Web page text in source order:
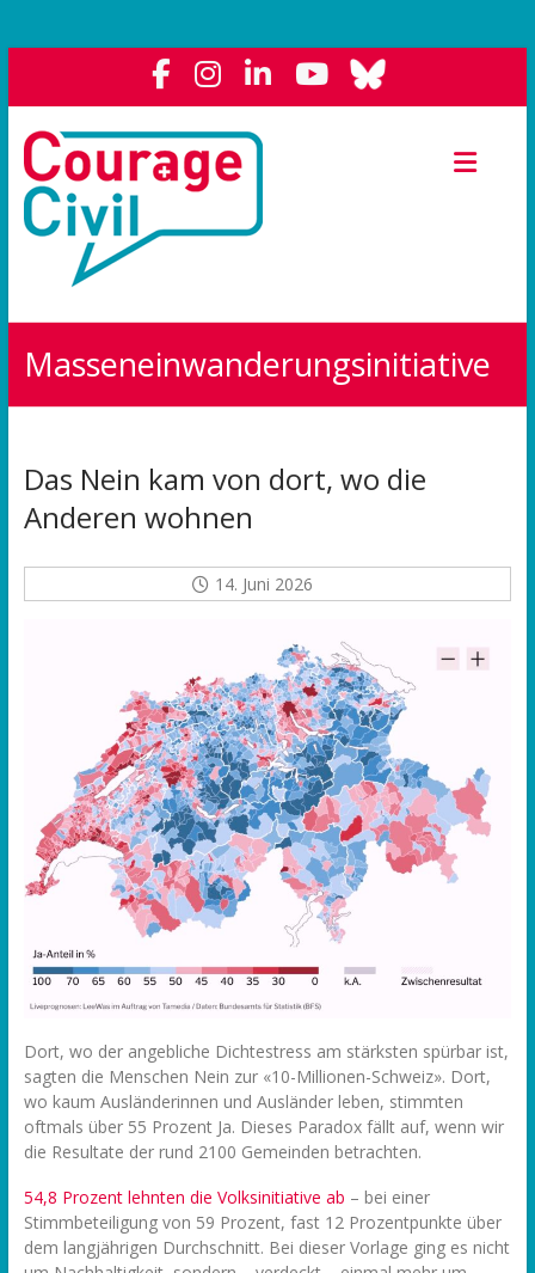
Courage
Civil
Weil
Demokratie
Masseneinwanderungsinitiative
Das Nein kam von dort, wo die
Anderen wohnen
14. Juni 2026
Dort, wo der angebliche Dichtestress am stärksten spürbar ist,
sagten die Menschen Nein zur «10-Millionen-Schweiz». Dort,
wo kaum Ausländerinnen und Ausländer leben, stimmten
oftmals über 55 Prozent Ja. Dieses Paradox fällt auf, wenn wir
die Resultate der rund 2100 Gemeinden betrachten.
54,8 Prozent lehnten die Volksinitiative ab – bei einer
Stimmbeteiligung von 59 Prozent, fast 12 Prozentpunkte über
dem langjährigen Durchschnitt. Bei dieser Vorlage ging es nicht